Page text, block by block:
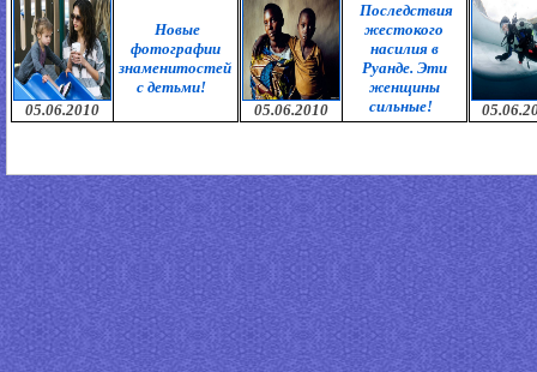
05.06.2010
Новые
фотографии
знаменитостей
с детьми!
05.06.2010
Последствия
жестокого
насилия в
Руанде. Эти
женщины
сильные!